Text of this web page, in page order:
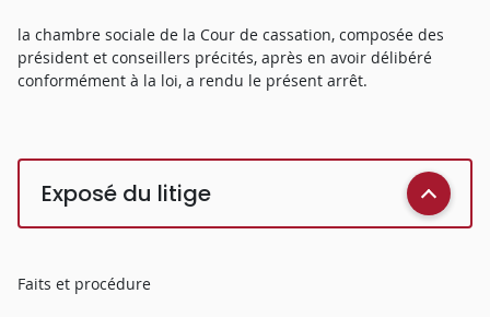
la chambre sociale de la Cour de cassation, composée des
président et conseillers précités, après en avoir délibéré
conformément à la loi, a rendu le présent arrêt.
Exposé du litige
Faits et procédure